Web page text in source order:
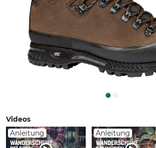
Videos
Anleitung
Anleitung